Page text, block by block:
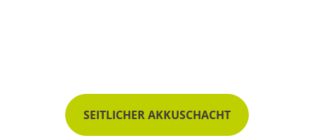
SEITLICHER AKKUSCHACHT